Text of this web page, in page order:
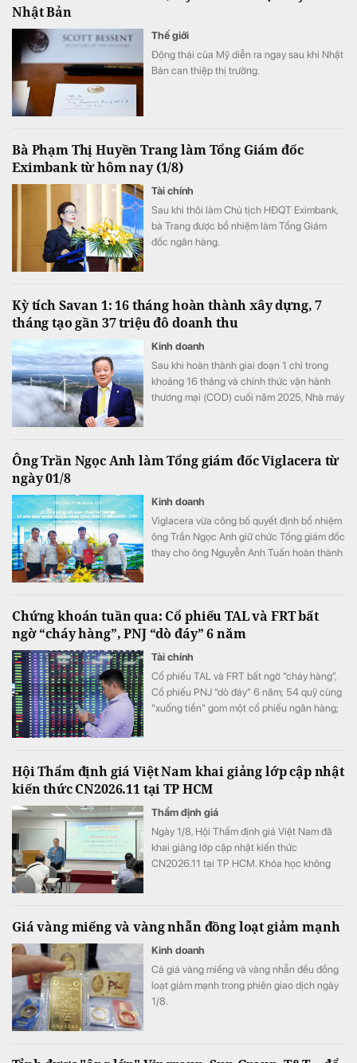
Nhật Bản
Thế giới
Động thái của Mỹ diễn ra ngay sau khi Nhật
Bản can thiệp thị trường.
Bà Phạm Thị Huyền Trang làm Tổng Giám đốc
Eximbank từ hôm nay (1/8)
Tài chính
Sau khi thôi làm Chủ tịch HĐQT Eximbank,
bà Trang được bổ nhiệm làm Tổng Giám
đốc ngân hàng.
Kỳ tích Savan 1: 16 tháng hoàn thành xây dựng, 7
tháng tạo gần 37 triệu đô doanh thu
Kinh doanh
Sau khi hoàn thành giai đoạn 1 chỉ trong
khoảng 16 tháng và chính thức vận hành
thương mại (COD) cuối năm 2025, Nhà máy
Ông Trần Ngọc Anh làm Tổng giám đốc Viglacera từ
ngày 01/8
Kinh doanh
Viglacera vừa công bố quyết định bổ nhiệm
ông Trần Ngọc Anh giữ chức Tổng giám đốc
thay cho ông Nguyễn Anh Tuấn hoàn thành
duy trì đà tăng trưởng tích cực.
Chứng khoán tuần qua: Cổ phiếu TAL và FRT bất
ngờ “cháy hàng”, PNJ “dò đáy” 6 năm
Tài chính
Cổ phiếu TAL và FRT bất ngờ “cháy hàng”,
Cổ phiếu PNJ “dò đáy” 6 năm; 54 quỹ cùng
"xuống tiền" gom một cổ phiếu ngân hàng;
Hội Thẩm định giá Việt Nam khai giảng lớp cập nhật
kiến thức CN2026.11 tại TP HCM
Thẩm định giá
Ngày 1/8, Hội Thẩm định giá Việt Nam đã
khai giảng lớp cập nhật kiến thức
CN2026.11 tại TP HCM. Khóa học không
chuyển đổi số.
Giá vàng miếng và vàng nhẫn đồng loạt giảm mạnh
Kinh doanh
Cả giá vàng miếng và vàng nhẫn đều đồng
loạt giảm mạnh trong phiên giao dịch ngày
1/8.